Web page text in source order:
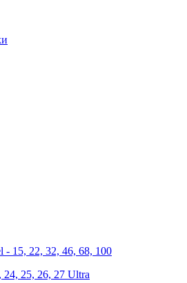
15, 22, 32, 46, 68, 100
25, 26, 27 Ultra